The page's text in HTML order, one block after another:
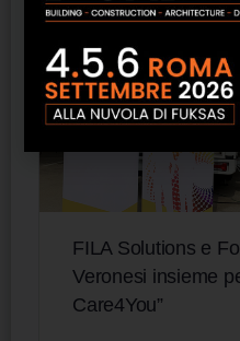
FILA Solutions e
Veronesi insieme
Care4You”